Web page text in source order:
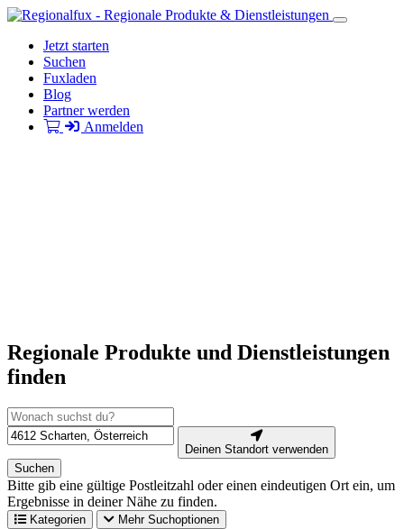
Jetzt starten
Suchen
Fuxladen
Blog
Partner werden
Anmelden
Regionale Produkte und Dienstleistungen
finden
Deinen Standort verwenden
Suchen
Bitte gib eine gültige Postleitzahl oder einen eindeutigen Ort ein, um
Ergebnisse in deiner Nähe zu finden.
Kategorien Mehr Suchoptionen